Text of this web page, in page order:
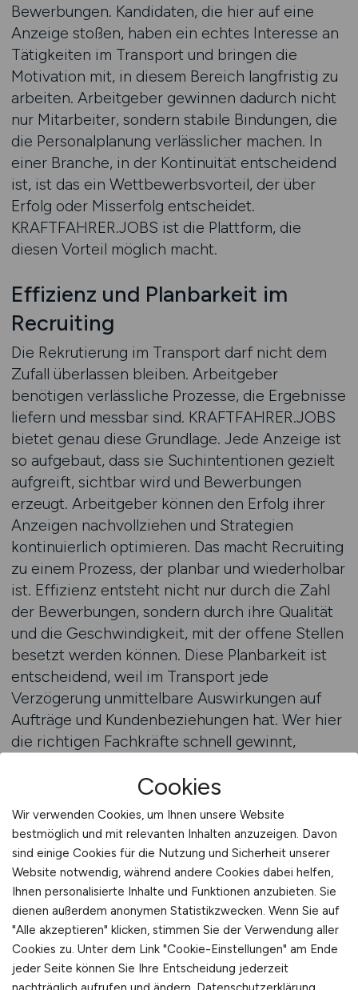
Bewerbungen. Kandidaten, die hier auf eine
Anzeige stoßen, haben ein echtes Interesse an
Tätigkeiten im Transport und bringen die
Motivation mit, in diesem Bereich langfristig zu
arbeiten. Arbeitgeber gewinnen dadurch nicht
nur Mitarbeiter, sondern stabile Bindungen, die
die Personalplanung verlässlicher machen. In
einer Branche, in der Kontinuität entscheidend
ist, ist das ein Wettbewerbsvorteil, der über
Erfolg oder Misserfolg entscheidet.
KRAFTFAHRER.JOBS ist die Plattform, die
diesen Vorteil möglich macht.
Effizienz und Planbarkeit im
Recruiting
Die Rekrutierung im Transport darf nicht dem
Zufall überlassen bleiben. Arbeitgeber
benötigen verlässliche Prozesse, die Ergebnisse
liefern und messbar sind. KRAFTFAHRER.JOBS
bietet genau diese Grundlage. Jede Anzeige ist
so aufgebaut, dass sie Suchintentionen gezielt
aufgreift, sichtbar wird und Bewerbungen
erzeugt. Arbeitgeber können den Erfolg ihrer
Anzeigen nachvollziehen und Strategien
kontinuierlich optimieren. Das macht Recruiting
zu einem Prozess, der planbar und wiederholbar
ist. Effizienz entsteht nicht nur durch die Zahl
der Bewerbungen, sondern durch ihre Qualität
und die Geschwindigkeit, mit der offene Stellen
besetzt werden können. Diese Planbarkeit ist
entscheidend, weil im Transport jede
Verzögerung unmittelbare Auswirkungen auf
Aufträge und Kundenbeziehungen hat. Wer hier
die richtigen Fachkräfte schnell gewinnt,
KRAFTFAHRER.JOBS ist das Instrument, mit
dem Arbeitgeber diese Effizienz erreichen und
ihre Wettbewerbsfähigkeit langfristig sichern.
Zur Startseite von KRAFTFAHRER.JOBS
Langfristige Sichtbarkeit durch
Spezialisierung
Viele Arbeitgeber investieren viel Geld in
kurzfristige Kampagnen, die zwar Klicks
Cookies
Wir verwenden Cookies, um Ihnen unsere Website
bestmöglich und mit relevanten Inhalten anzuzeigen. Davon
sind einige Cookies für die Nutzung und Sicherheit unserer
Website notwendig, während andere Cookies dabei helfen,
Ihnen personalisierte Inhalte und Funktionen anzubieten. Sie
dienen außerdem anonymen Statistikzwecken. Wenn Sie auf
"Alle akzeptieren" klicken, stimmen Sie der Verwendung aller
Cookies zu. Unter dem Link "Cookie-Einstellungen" am Ende
jeder Seite können Sie Ihre Entscheidung jederzeit